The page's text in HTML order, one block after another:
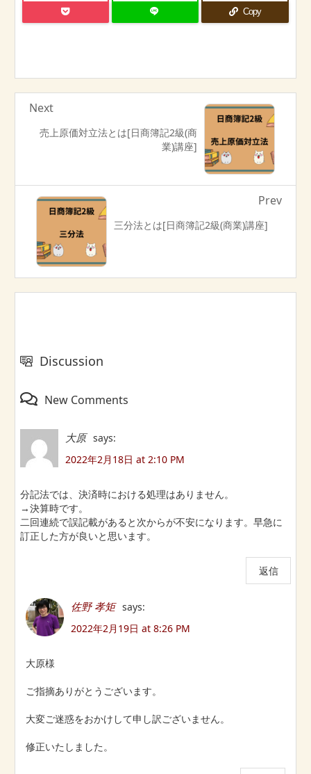
Copy
売上原価対立法とは[日商簿記2級(商
業)講座]
Next
三分法とは[日商簿記2級(商業)講座]
Prev
Discussion
New Comments
大原 says:
2022年2月18日 at 2:10 PM
分記法では、決済時における処理はありません。
→決算時です。
二回連続で誤記載があると次からが不安になります。早急に
訂正した方が良いと思います。
返信
佐野 孝矩 says:
2022年2月19日 at 8:26 PM
大原様
ご指摘ありがとうございます。
大変ご迷惑をおかけして申し訳ございません。
修正いたしました。